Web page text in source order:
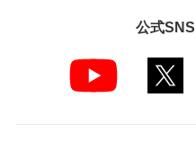
公式